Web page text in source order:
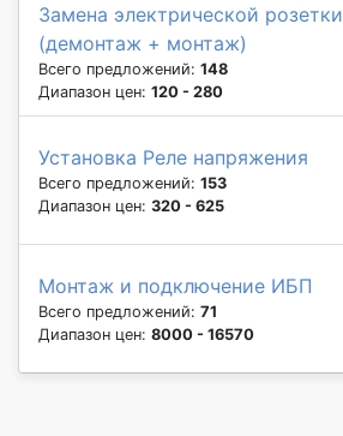
Замена электрической розетки
(демонтаж + монтаж)
Всего предложений: 148
Диапазон цен: 120 - 280
Установка Реле напряжения
Всего предложений: 153
Диапазон цен: 320 - 625
Монтаж и подключение ИБП
Всего предложений: 71
Диапазон цен: 8000 - 16570